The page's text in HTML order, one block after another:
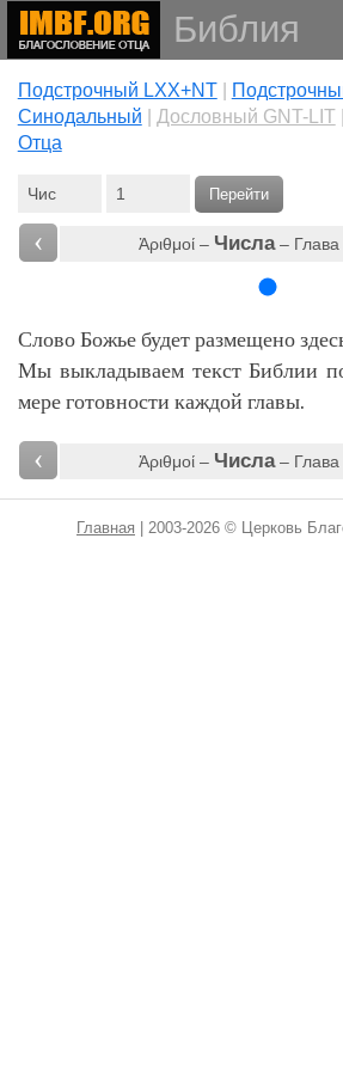
Библия
Подстрочный LXX+NT|
Cинодальный
Дословный GNT-LIT|
Отца
Перейти
‹ Ἀριθμοί – Числа– Глава
Слово Божье будет размещено
Мы выкладываем текст Библии
мере готовности каждой главы.
‹ Ἀριθμοί – Числа– Глава
Главная | 2003-2026 © Церковь